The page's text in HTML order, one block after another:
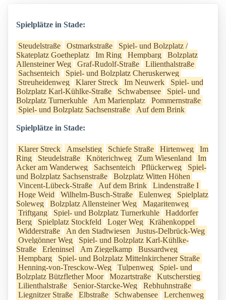
Spielplätze in Stade:
Steudelstraße Ostmarkstraße
Spiel- und Bolzplatz /
Skateplatz Goetheplatz
Im Ring Hempbarg
Bolzplatz
Allensteiner Weg
Graf-Rudolf-Straße
Lilienthalstraße
Sachsenteich
Spiel- und Bolzplatz Cheruskerweg
Streuheidenweg
Klarer Streck Im Neuwerk
Spiel- und
Bolzplatz Karl-Kühlke-Straße
Schwabensee
Spiel- und
Bolzplatz Turnerkuhle
Am Marienplatz
Pommernstraße
Spiel- und Bolzplatz Sachsenstraße
Auf dem Brink
Spielplätze in Stade:
Klarer Streck Amselstieg Schiefe Straße Hirtenweg
Im
Ring
Steudelstraße Knöterichweg Zum Wiesenland
Im
Acker am Wanderweg
Sachsenteich Pflückerweg
Spiel-
und Bolzplatz Sachsenstraße
Bolzplatz Witten Höhen
Vincent-Lübeck-Straße
Auf dem Brink
Lindenstraße I
Hoge Weid
Wilhelm-Busch-Straße Eulenweg
Spielplatz
Soleweg
Bolzplatz Allensteiner Weg
Magaritenweg
Triftgang
Spiel- und Bolzplatz Turnerkuhle
Haddorfer
Berg
Spielplatz Stockfeld Loger Weg
Krähenkoppel
Widderstraße
An den Stadtwiesen
Justus-Delbrück-Weg
Ovelgönner Weg
Spiel- und Bolzplatz Karl-Kühlke-
Straße
Erleninsel Am Ziegelkamp
Bussardweg
Hempbarg
Spiel- und Bolzplatz Mittelnkirchener Straße
Henning-von-Tresckow-Weg
Tulpenweg
Spiel- und
Bolzplatz Bützflether Moor
Mozartstraße
Kutscherstieg
Lilienthalstraße
Senior-Starcke-Weg
Rebhuhnstraße
Liegnitzer Straße
Elbstraße Schwabensee Lerchenweg